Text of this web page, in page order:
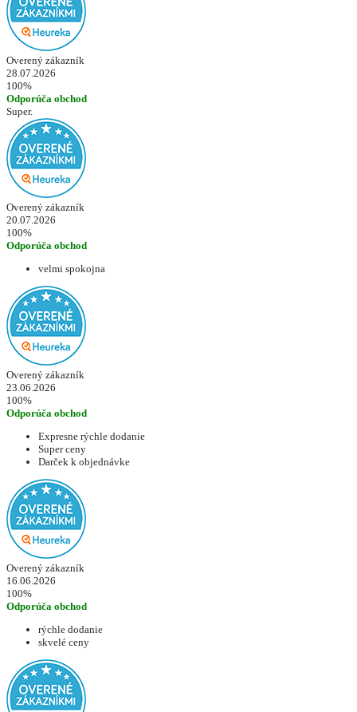
Overený zákazník
28.07.2026
100%
Odporúča obchod
Super.
Overený zákazník
20.07.2026
100%
Odporúča obchod
velmi spokojna
Overený zákazník
23.06.2026
100%
Odporúča obchod
Expresne rýchle dodanie
Super ceny
Darček k objednávke
Overený zákazník
16.06.2026
100%
Odporúča obchod
rýchle dodanie
skvelé ceny